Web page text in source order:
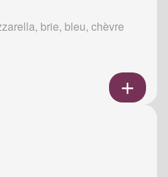
brie, bleu, chèvre